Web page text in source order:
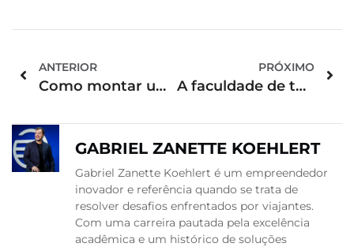
ANTERIOR
Como montar um kit de primeiros socorros para a viagem?
PRÓXIMO
A faculdade de turismo é para você?
GABRIEL ZANETTE KOEHLERT
Gabriel Zanette Koehlert é um empreendedor
inovador e referência quando se trata de
resolver desafios enfrentados por viajantes.
Com uma carreira pautada pela excelência
acadêmica e um histórico de soluções